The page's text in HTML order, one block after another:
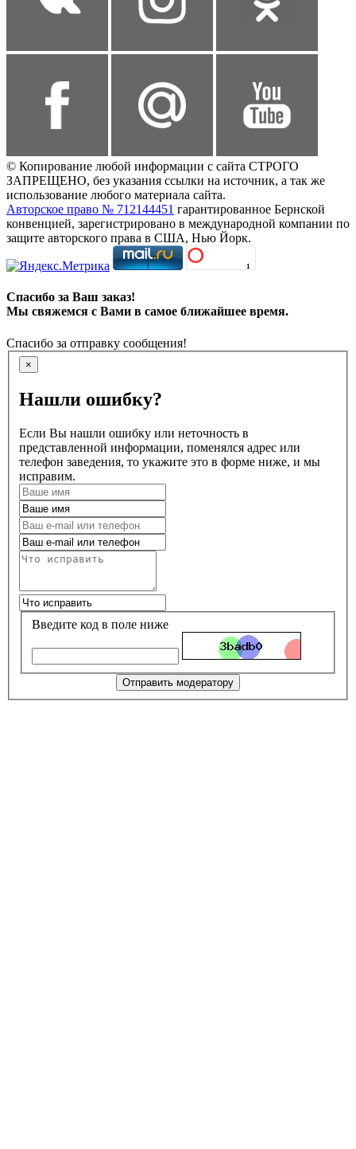
© Копирование любой информации с сайта СТРОГО
ЗАПРЕЩЕНО, без указания ссылки на источник, а так же
использование любого материала сайта.
Авторское право № 712144451 гарантированное Бернской
конвенцией, зарегистрировано в международной компании по
защите авторского права в США, Нью Йорк.
Спасибо за Ваш заказ!
Мы свяжемся с Вами в самое ближайшее время.
Спасибо за отправку сообщения!
×
Нашли ошибку?
Если Вы нашли ошибку или неточность в
представленной информации, поменялся адрес или
телефон заведения, то укажите это в форме ниже, и мы
исправим.
Введите код в поле ниже
Отправить модератору